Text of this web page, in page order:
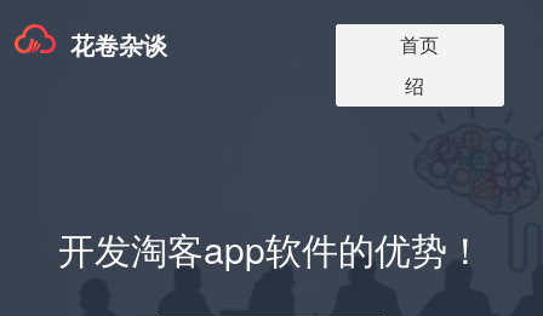
关于我们
淘宝客博客
淘宝客软件更
新
淘宝客app版本
价格
淘宝客app介
绍
首页
花卷杂谈
开发淘客app软件的优势！